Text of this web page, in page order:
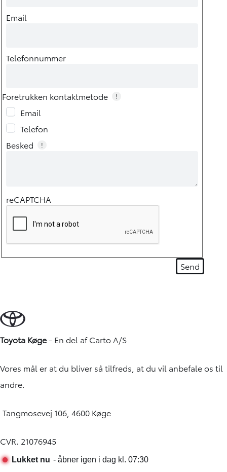
Email
Telefonnummer
Foretrukken kontaktmetode !
Email
Telefon
Besked
!
reCAPTCHA
Toyota Køge- En del afCarto A/S
Vores mål er at du bliver så tilfreds, at du vil anbefale os til
andre.
Tangmosevej 106, 4600 Køge
CVR. 21076945